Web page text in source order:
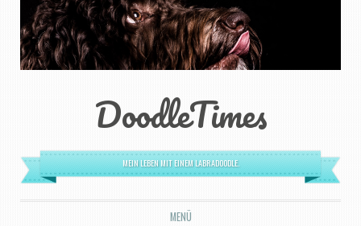
DoodleTimes
MEIN LEBEN MIT EINEM LABRADOODLE.
MENÜ